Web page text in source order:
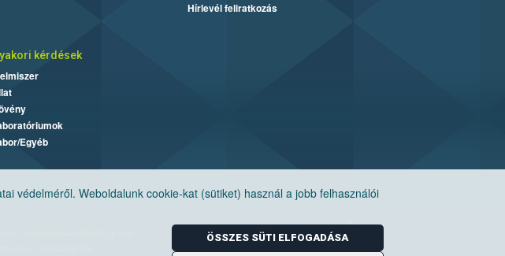
védelméről. Weboldalunk cookie-kat (sütiket) használ a jobb felhasználói
ÖSSZES SÜTI ELFOGADÁSA
Hírlevél feliratkozás
kérdések
Egyéb